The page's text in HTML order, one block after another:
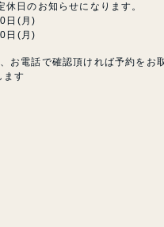
日のお知らせになります。
日(月)
日(月)
お電話で確認頂ければ予約をお
ます